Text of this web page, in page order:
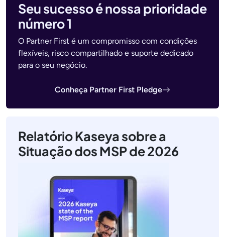
Seu sucesso é nossa prioridade
número 1
O Partner First é um compromisso com condições
flexíveis, risco compartilhado e suporte dedicado
para o seu negócio.
Conheça Partner First Pledge
Relatório Kaseya sobre a
Situação dos MSP de 2026